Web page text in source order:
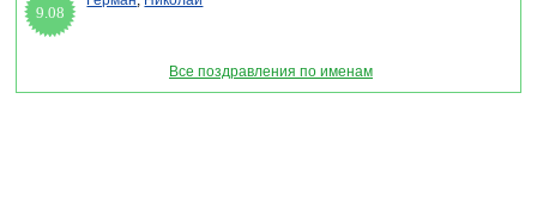
9.08
Все поздравления по именам